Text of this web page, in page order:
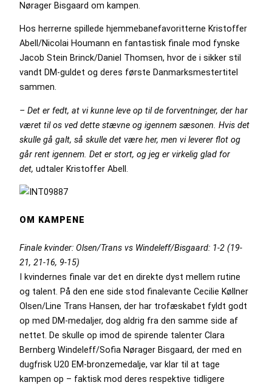
Nørager Bisgaard om kampen.
Hos herrerne spillede hjemmebanefavoritterne Kristoffer
Abell/Nicolai Houmann en fantastisk finale mod fynske
Jacob Stein Brinck/Daniel Thomsen, hvor de i sikker stil
vandt DM-guldet og deres første Danmarksmestertitel
sammen.
– Det er fedt, at vi kunne leve op til de forventninger, der har
været til os ved dette stævne og igennem sæsonen. Hvis det
skulle gå galt, så skulle det være her, men vi leverer flot og
går rent igennem. Det er stort, og jeg er virkelig glad for
det, udtaler Kristoffer Abell.
OM KAMPENE
Finale kvinder: Olsen/Trans vs Windeleff/Bisgaard: 1-2 (19-
21, 21-16, 9-15)
I kvindernes finale var det en direkte dyst mellem rutine
og talent. På den ene side stod finalevante Cecilie Køllner
Olsen/Line Trans Hansen, der har trofæskabet fyldt godt
op med DM-medaljer, dog aldrig fra den samme side af
nettet. De skulle op imod de spirende talenter Clara
Bernberg Windeleff/Sofia Nørager Bisgaard, der med en
dugfrisk U20 EM-bronzemedalje, var klar til at tage
kampen op – faktisk mod deres respektive tidligere